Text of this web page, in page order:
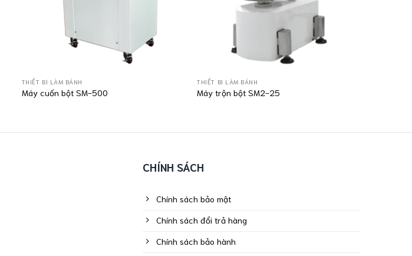
THIẾT BỊ LÀM BÁNH
Máy cuốn bột SM-500
THIẾT BỊ LÀM BÁNH
Máy trộn bột SM2-25
CHÍNH SÁCH
Chính sách bảo mật
Chính sách đổi trả hàng
Chính sách bảo hành